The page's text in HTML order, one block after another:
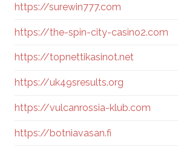
https://surewin777.com
https://the-spin-city-casino2.com
https://topnettikasinot.net
https://uk49sresults.org
https://vulcanrossia-klub.com
https://botniavasan.fi